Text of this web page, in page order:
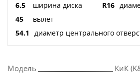
6.5 ширина диска R16
45
вылет
54.1
диаметр центрального
Модель
КиК